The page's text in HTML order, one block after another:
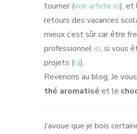
tourner (voir article ici), et
retours des vacances
mieux c’est sûr car être
professionnelici, si vous
projets (là).
Revenons au blog. Je
thé aromatisé et le
J’avoue que je bois